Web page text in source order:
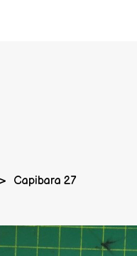
Capibara 27